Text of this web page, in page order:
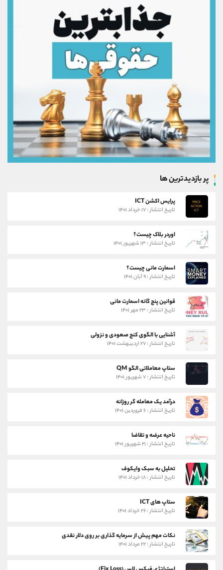
پر بازدیدترین ها
پرایس اکشن ICT
تاریخ انتشار : ۱۷ خرداد ۱۴۰۱
اوردر بلاک چیست؟
تاریخ انتشار : ۱۳ شهریور ۱۴۰۱
اسمارت مانی چیست؟
تاریخ انتشار : ۹ آبان ۱۴۰۱
قوانین پنج گانه اسمارت مانی
تاریخ انتشار : ۲۳ مهر ۱۴۰۱
آشنایی با الگوی کنج صعودی و نزولی
تاریخ انتشار : ۲۷ اردیبهشت ۱۴۰۱
ستاپ معاملاتی الگو QM
تاریخ انتشار : ۷ شهریور ۱۴۰۱
درآمد یک معامله گر روزانه
تاریخ انتشار : ۶ فروردین ۱۴۰۱
ناحیه عرضه و تقاضا
تاریخ انتشار : ۲۱ شهریور ۱۴۰۱
تحلیل به سبک وایکوف
تاریخ انتشار : ۱۸ خرداد ۱۴۰۱
ستاپ های ICT
تاریخ انتشار : ۲۶ خرداد ۱۴۰۱
نکات مهم پیش از سرمایه گذاری بر روی دلار نقدی
تاریخ انتشار : ۲۲ مرداد ۱۴۰۱